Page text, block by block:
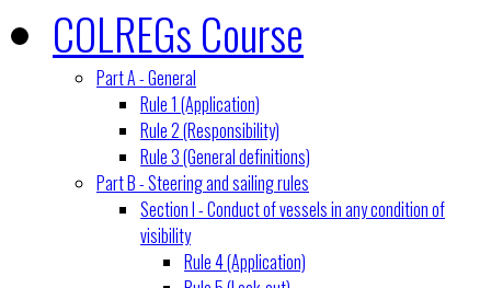
COLREGs Course
Part A - General
Rule 1 (Application)
Rule 2 (Responsibility)
Rule 3 (General definitions)
Part B - Steering and sailing rules
Section I - Conduct of vessels in any condition of
visibility
Rule 4 (Application)